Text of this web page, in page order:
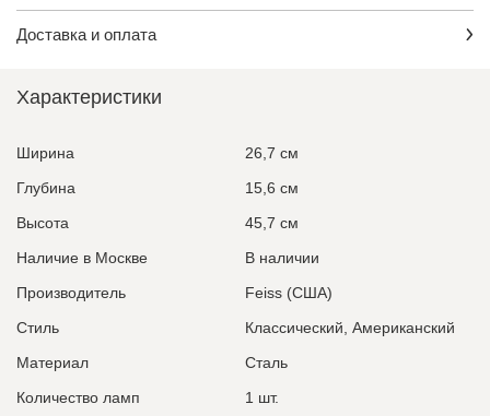
Доставка и оплата
Характеристики
Ширина
26,7 см
Глубина
15,6 см
Высота
45,7 см
Наличие в Москве
В наличии
Производитель
Feiss (США)
Стиль
Классический, Американский
Материал
Сталь
Количество ламп
1 шт.